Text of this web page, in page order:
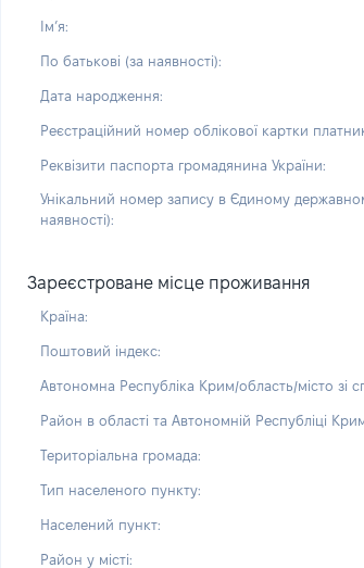
Імʼя:
По батькові (за наявності):
Дата народження:
Реєстраційний номер облікової картки
Реквізити паспорта громадянина України:
Унікальний номер запису в Єдиному
наявності):
Зареєстроване місце проживання
Країна:
Поштовий індекс:
Автономна Республіка Крим/область/місто зі
Район в області та Автономній Республіці
Територіальна громада:
Тип населеного пункту:
Населений пункт:
Район у місті: